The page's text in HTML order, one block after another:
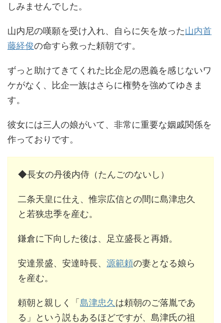
しみませんでした。
山内尼の嘆願を受け入れ、自らに矢を放った山内首
藤経俊の命すら救った頼朝です。
ずっと助けてきてくれた比企尼の恩義を感じないワ
ケがなく、比企一族はさらに権勢を強めてゆきま
す。
彼女には三人の娘がいて、非常に重要な姻戚関係を
作っておりです。
◆長女の丹後内侍（たんごのないし）
二条天皇に仕え、惟宗広信との間に島津忠久
と若狭忠季を産む。
鎌倉に下向した後は、足立盛長と再婚。
安達景盛、安達時長、 源範頼の妻となる娘ら
を産む。
頼朝と親しく「島津忠久 は頼朝のご落胤であ
る」という説もあるほどですが、島津氏の祖